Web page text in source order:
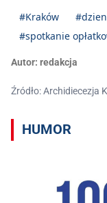
#Kraków
#spotkanie
Autor: redakcja
Źródło: Archidiecezja
HUMOR